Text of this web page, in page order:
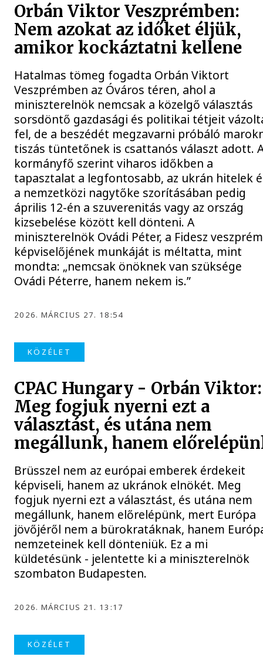
Orbán Viktor Veszprémben:
Nem azokat az időket éljük,
amikor kockáztatni kellene
Hatalmas tömeg fogadta Orbán Viktort
Veszprémben az Óváros téren, ahol a
miniszterelnök nemcsak a közelgő választás
sorsdöntő gazdasági és politikai tétjeit
fel, de a beszédét megzavarni próbáló
tiszás tüntetőnek is csattanós választ adott.
kormányfő szerint viharos időkben a
tapasztalat a legfontosabb, az ukrán hitelek
a nemzetközi nagytőke szorításában pedig
április 12-én a szuverenitás vagy az ország
kizsebelése között kell dönteni. A
miniszterelnök Ovádi Péter, a Fidesz
képviselőjének munkáját is méltatta, mint
mondta: „nemcsak önöknek van szüksége
Ovádi Péterre, hanem nekem is.”
2026. MÁRCIUS 27. 18:54
KÖZÉLET
CPAC Hungary - Orbán Viktor:
Meg fogjuk nyerni ezt a
választást, és utána nem
megállunk, hanem
Brüsszel nem az európai emberek érdekeit
képviseli, hanem az ukránok elnökét. Meg
fogjuk nyerni ezt a választást, és utána nem
megállunk, hanem előrelépünk, mert Európa
jövőjéről nem a bürokratáknak, hanem
nemzeteinek kell dönteniük. Ez a mi
küldetésünk - jelentette ki a miniszterelnök
szombaton Budapesten.
2026. MÁRCIUS 21. 13:17
KÖZÉLET